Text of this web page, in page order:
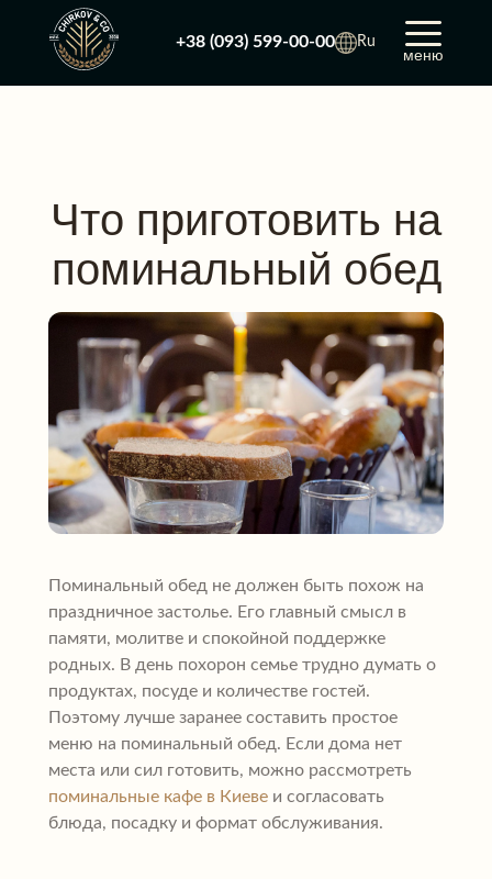
+38 (093) 599-00-00 Ru
меню
Что приготовить на
поминальный обед
Поминальный обед не должен быть похож на
праздничное застолье. Его главный смысл в
памяти, молитве и спокойной поддержке
родных. В день похорон семье трудно думать о
продуктах, посуде и количестве гостей.
Поэтому лучше заранее составить простое
меню на поминальный обед. Если дома нет
места или сил готовить, можно рассмотреть
поминальные кафе в Киеве и согласовать
блюда, посадку и формат обслуживания.